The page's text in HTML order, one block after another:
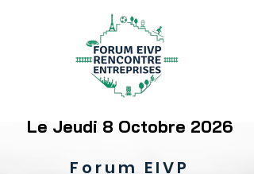
Le Jeudi 8 Octobre 2026
Forum EIVP